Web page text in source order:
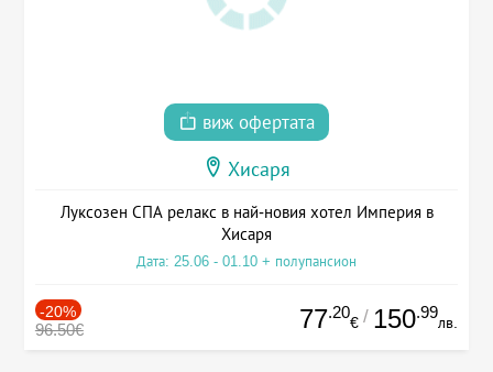
виж офертата
Хисаря
Луксозен СПА релакс в най-новия хотел Империя в
Хисаря
Дата: 25.06 - 01.10 + полупансион
-20%
96.50€ 77.20
€ / 150.99
лв.